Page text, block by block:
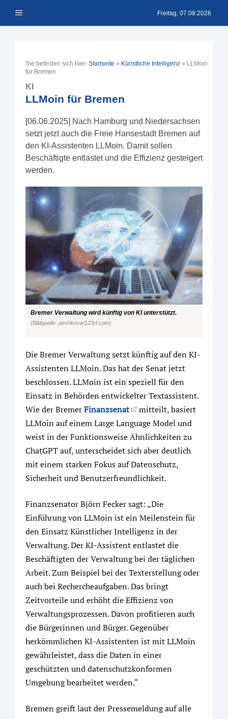
Inhalt Menü Freitag, 07.08.2026
Sie befinden sich hier: Startseite » Künstliche Intelligenz » LLMoin
für Bremen
KI
LLMoin für Bremen
[06.06.2025] Nach Hamburg und Niedersachsen
setzt jetzt auch die Freie Hansestadt Bremen auf
den KI-Assistenten LLMoin. Damit sollen
Beschäftigte entlastet und die Effizienz gesteigert
werden.
Bremer Verwaltung wird künftig von KI unterstützt.
(Bildquelle: peshkova/123rf.com)
Die Bremer Verwaltung setzt künftig auf den KI-
Assistenten LLMoin. Das hat der Senat jetzt
beschlossen. LLMoin ist ein speziell für den
Einsatz in Behörden entwickelter Textassistent.
Wie der BremerFinanzsenat
mitteilt, basiert
LLMoin auf einem Large Language Model und
weist in der Funktionsweise Ähnlichkeiten zu
ChatGPT auf, unterscheidet sich aber deutlich
mit einem starken Fokus auf Datenschutz,
Sicherheit und Benutzerfreundlichkeit.
Finanzsenator Björn Fecker sagt: „Die
Einführung von LLMoin ist ein Meilenstein für
den Einsatz Künstlicher Intelligenz in der
Verwaltung. Der KI-Assistent entlastet die
Beschäftigten der Verwaltung bei der täglichen
Arbeit. Zum Beispiel bei der Texterstellung oder
auch bei Rechercheaufgaben. Das bringt
Zeitvorteile und erhöht die Effizienz von
Verwaltungsprozessen. Davon profitieren auch
die Bürgerinnen und Bürger. Gegenüber
herkömmlichen KI-Assistenten ist mit LLMoin
gewährleistet, dass die Daten in einer
geschützten und datenschutzkonformen
Umgebung bearbeitet werden.“
Bremen greift laut der Pressemeldung auf alle